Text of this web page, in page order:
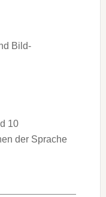
Bild-
10
der Sprache